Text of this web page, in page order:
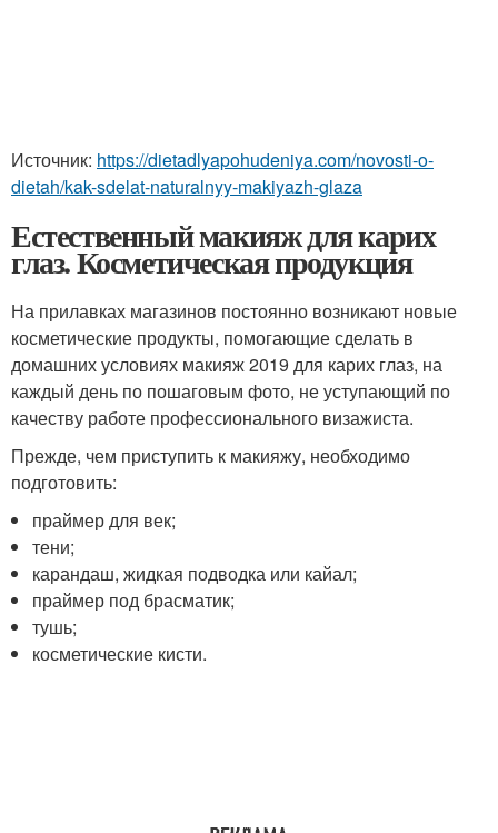
Источник: https://dietadlyapohudeniya.com/novosti-o-
dietah/kak-sdelat-naturalnyy-makiyazh-glaza
Естественный макияж для карих
глаз. Косметическая продукция
На прилавках магазинов постоянно возникают новые
косметические продукты, помогающие сделать в
домашних условиях макияж 2019 для карих глаз, на
каждый день по пошаговым фото, не уступающий по
качеству работе профессионального визажиста.
Прежде, чем приступить к макияжу, необходимо
подготовить:
праймер для век;
тени;
карандаш, жидкая подводка или кайал;
праймер под брасматик;
тушь;
косметические кисти.